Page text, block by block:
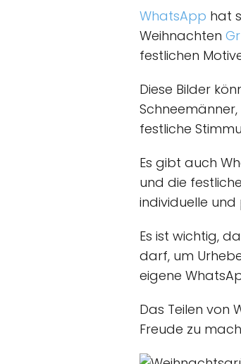
WhatsApp hat
Weihnachten
festlichen
Diese Bilder
festliche
Es gibt auch
und die
individuelle und
Es ist wichtig,
darf, um
eigene
Das Teilen von
Freude zu